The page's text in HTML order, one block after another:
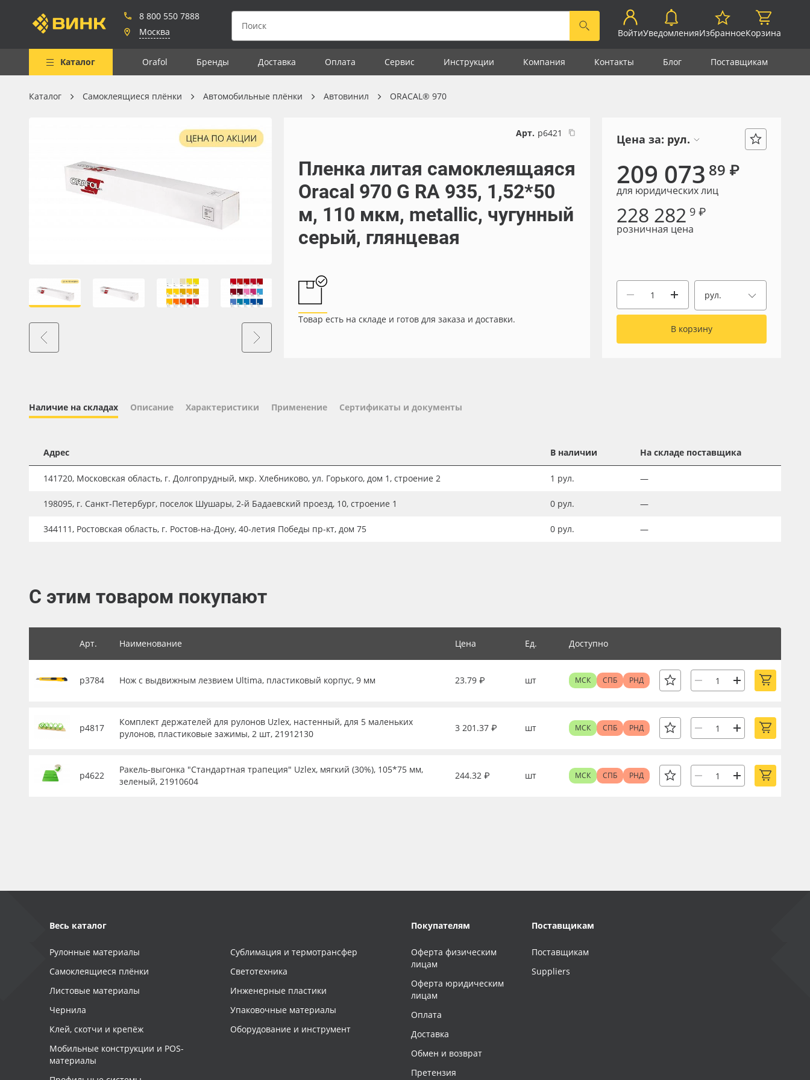
8 800 550 7888
Москва
ВойтиУведомленияИзбранноеКорзина
Каталог Orafol Бренды Доставка Оплата Сервис Инструкции Компания Контакты Блог Поставщикам
Весь каталог
Листовые материалы
Чернила
Сублимация и термотрансфер
Новинки ассортимента
Плёнка монтажная Oratape
ПЭТ бэклит
Вспененный ПВХ
Каталог Самоклеящиеся плёнки Автомобильные плёнки Автовинил ORACAL® 970
Арт. р6421
Пленка литая самоклеящаяся
Oracal 970 G RA 935, 1,52*50
м, 110 мкм, metallic, чугунный
серый, глянцевая
Товар есть на складе и готов для заказа и доставки.
Цена за: рул.
209 073 89 ₽
для юридических лиц
228 282 9 ₽
розничная цена
рул.
В корзину
Наличие на складах Описание Характеристики Применение Сертификаты и документы
Адрес В наличии На складе поставщика
141720, Московская область, г. Долгопрудный, мкр. Хлебниково, ул. Горького, дом 1, строение 2 1 рул. —
198095, г. Санкт-Петербург, поселок Шушары, 2-й Бадаевский проезд, 10, строение 1 0 рул. —
344111, Ростовская область, г. Ростов-на-Дону, 40-летия Победы пр-кт, дом 75 0 рул. —
С этим товаром покупают
Арт. Наименование Цена Ед. Доступно
р3784 Нож с выдвижным лезвием Ultima, пластиковый корпус, 9 мм 23.79 ₽ шт МСК СПБ РНД
р4817
Комплект держателей для рулонов Uzlex, настенный, для 5 маленьких
рулонов, пластиковые зажимы, 2 шт, 21912130
3 201.37 ₽ шт МСК СПБ РНД
р4622
Ракель-выгонка "Стандартная трапеция" Uzlex, мягкий (30%), 105*75 мм,
зеленый, 21910604
244.32 ₽ шт МСК СПБ РНД
Весь каталог
Рулонные материалы
Самоклеящиеся плёнки
Листовые материалы
Чернила
Клей, скотчи и крепёж
Мобильные конструкции и POS-
материалы
Сублимация и термотрансфер
Светотехника
Инженерные пластики
Упаковочные материалы
Оборудование и инструмент
Покупателям
Оферта физическим
лицам
Оферта юридическим
лицам
Оплата
Доставка
Обмен и возврат
Претензия
Поставщикам
Поставщикам
Suppliers